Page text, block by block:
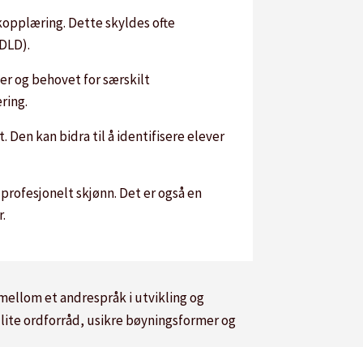
Dette skyldes ofte
og behovet for særskilt
Den kan bidra til å identifisere elever
skjønn. Det er også en
et andrespråk i utvikling og
ordforråd, usikre bøyningsformer og